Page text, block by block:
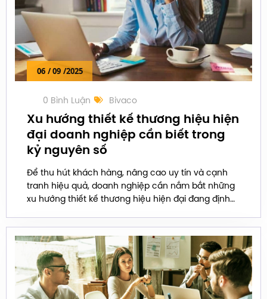
06 / 09 /2025
0 Bình Luận Bivaco
Xu hướng thiết kế thương hiệu hiện
đại doanh nghiệp cần biết trong
kỷ nguyên số
Để thu hút khách hàng, nâng cao uy tín và cạnh
tranh hiệu quả, doanh nghiệp cần nắm bắt những
xu hướng thiết kế thương hiệu hiện đại đang định